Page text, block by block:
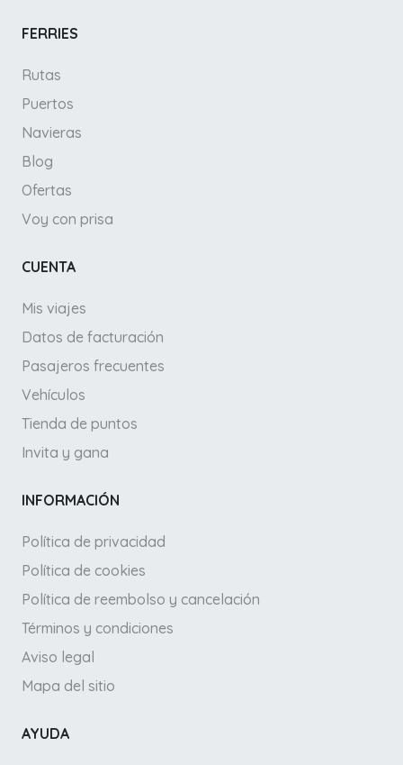
FERRIES
Rutas
Puertos
Navieras
Blog
Ofertas
Voy con prisa
CUENTA
Mis viajes
Datos de facturación
Pasajeros frecuentes
Vehículos
Tienda de puntos
Invita y gana
INFORMACIÓN
Política de privacidad
Política de cookies
Política de reembolso y cancelación
Términos y condiciones
Aviso legal
Mapa del sitio
AYUDA